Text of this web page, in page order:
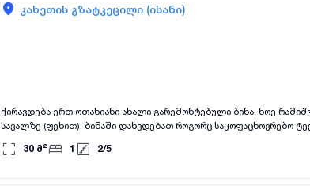
კახეთის გზატკეცილი (ისანი)
ქირავდება ერთ ოთახიანი ახალი გარემონტებული ბინა. ნოე
სავალზე (ფეხით). ბინაში დახვდებათ როგორც საყოფაცხოვრებო
(მაგიდები, სკამები, კარადა, საწოლი ა.შ). მშვიდი და ლამაზი უბანი, კირპუსთან არის ორი პარკი, ეკლესია, ქსელური
მაღაზიები და ა.შ. ორი თვის გადახდის პირობით
30 მ² 1 2/5